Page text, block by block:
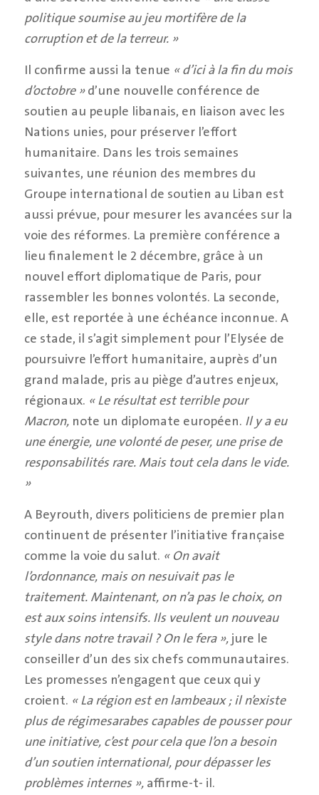
politique soumise au jeu mortifère de la
corruption et de la terreur. »
Il confirme aussi la tenue « d’ici à lafin du mois
d’octobre »d’une nouvelle conférence de
soutien au peuple libanais, en liaison avec les
Nations unies, pour préserver l’effort
humanitaire. Dans les trois semaines
suivantes, une réunion des membres du
Groupe international de soutien au Liban est
aussi prévue, pour mesurer les avancées sur la
voie des réformes. La première conférence a
lieu finalement le 2 décembre, grâce à un
nouvel effort diplomatique de Paris, pour
rassembler les bonnes volontés. La seconde,
elle, est reportée à une échéance inconnue. A
ce stade, il s’agit simplement pour l’Elysée de
poursuivre l’effort humanitaire, auprès d’un
grand malade, pris au piège d’autres enjeux,
régionaux. « Le résultat est terrible pour
Macron, note un diplomate européen. Il y a eu
une énergie, une volonté de peser, une prise de
responsabilités rare. Mais tout cela dans le vide.
»
A Beyrouth, divers politiciens de premier plan
continuent de présenter l’initiative française
comme la voie du salut. « On avait
l’ordonnance, mais on nesuivait pas le
traitement. Maintenant, on n’a pas le choix, on
est aux soins intensifs. Ils veulent un nouveau
style dans notre travail ? On le fera »,jure le
conseiller d’un des six chefs communautaires.
Les promesses n’engagent que ceux qui y
croient. « La région est en lambeaux ; il n’existe
plus de régimesarabes capables de pousser pour
une initiative, c’est pour cela que l’on a besoin
d’un soutien international, pour dépasser les
problèmes internes »,affirme-t- il.